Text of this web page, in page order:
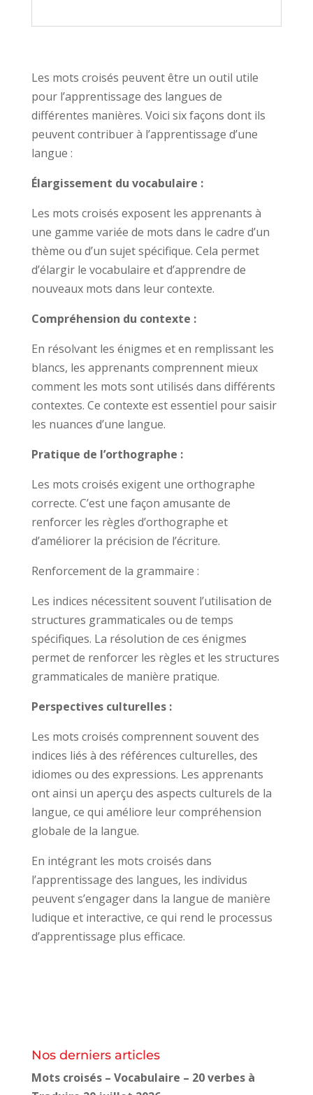
Les mots croisés peuvent être un outil utile
pour l’apprentissage des langues de
différentes manières. Voici six façons dont ils
peuvent contribuer à l’apprentissage d’une
langue :
Élargissement du vocabulaire :
Les mots croisés exposent les apprenants à
une gamme variée de mots dans le cadre d’un
thème ou d’un sujet spécifique. Cela permet
d’élargir le vocabulaire et d’apprendre de
nouveaux mots dans leur contexte.
Compréhension du contexte :
En résolvant les énigmes et en remplissant les
blancs, les apprenants comprennent mieux
comment les mots sont utilisés dans différents
contextes. Ce contexte est essentiel pour saisir
les nuances d’une langue.
Pratique de l’orthographe :
Les mots croisés exigent une orthographe
correcte. C’est une façon amusante de
renforcer les règles d’orthographe et
d’améliorer la précision de l’écriture.
Renforcement de la grammaire :
Les indices nécessitent souvent l’utilisation de
structures grammaticales ou de temps
spécifiques. La résolution de ces énigmes
permet de renforcer les règles et les structures
grammaticales de manière pratique.
Perspectives culturelles :
Les mots croisés comprennent souvent des
indices liés à des références culturelles, des
idiomes ou des expressions. Les apprenants
ont ainsi un aperçu des aspects culturels de la
langue, ce qui améliore leur compréhension
globale de la langue.
En intégrant les mots croisés dans
l’apprentissage des langues, les individus
peuvent s’engager dans la langue de manière
ludique et interactive, ce qui rend le processus
d’apprentissage plus efficace.
Nos derniers articles
Mots croisés – Vocabulaire – 20 verbes à